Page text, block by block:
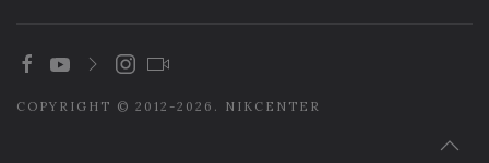
COPYRIGHT © 2012-2026. NIKCENTER